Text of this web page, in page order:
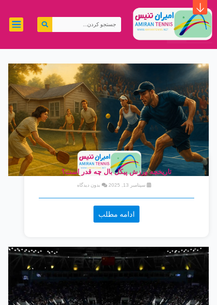
به
محتوا
جستجو
کردن
تاریخچه ورزش پیکل بال چه قدر است؟
سپتامبر 13, 2025 بدون دیدگاه
ادامه مطلب